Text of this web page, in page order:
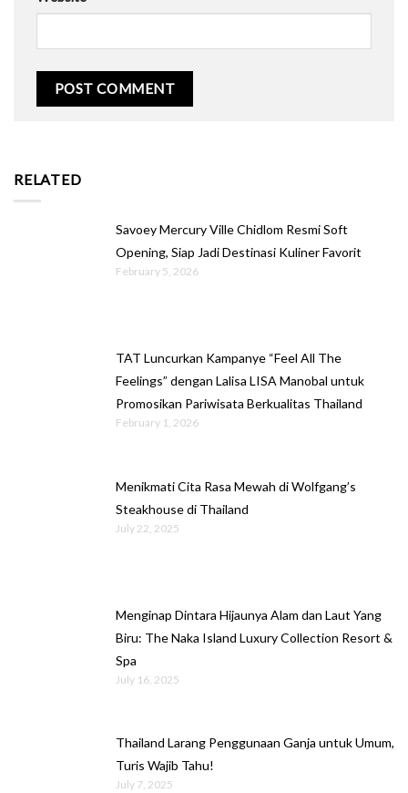
RELATED
Savoey Mercury Ville Chidlom Resmi Soft
Opening, Siap Jadi Destinasi Kuliner Favorit
February 5, 2026
TAT Luncurkan Kampanye “Feel All The
Feelings” dengan Lalisa LISA Manobal untuk
Promosikan Pariwisata Berkualitas Thailand
February 1, 2026
Menikmati Cita Rasa Mewah di Wolfgang’s
Steakhouse di Thailand
July 22, 2025
Menginap Dintara Hijaunya Alam dan Laut Yang
Biru: The Naka Island Luxury Collection Resort &
Spa
July 16, 2025
Thailand Larang Penggunaan Ganja untuk Umum,
Turis Wajib Tahu!
July 7, 2025